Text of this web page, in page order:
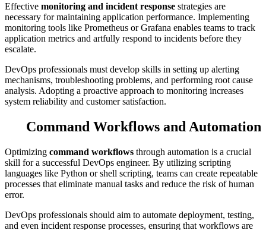
Effective monitoring and incident response strategies are
necessary for maintaining application performance. Implementing
monitoring tools like Prometheus or Grafana enables teams to track
application metrics and artfully respond to incidents before they
escalate.
DevOps professionals must develop skills in setting up alerting
mechanisms, troubleshooting problems, and performing root cause
analysis. Adopting a proactive approach to monitoring increases
system reliability and customer satisfaction.
Command Workflows and Automation
Optimizing command workflows through automation is a crucial
skill for a successful DevOps engineer. By utilizing scripting
languages like Python or shell scripting, teams can create repeatable
processes that eliminate manual tasks and reduce the risk of human
error.
DevOps professionals should aim to automate deployment, testing,
and even incident response processes, ensuring that workflows are